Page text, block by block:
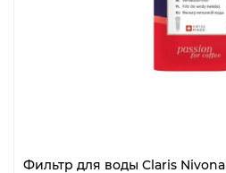
Фильтр для воды Claris Nivona